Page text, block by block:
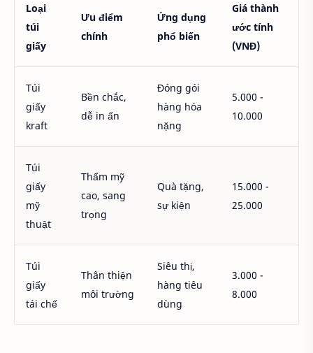
Loại
túi
giấy
Ưu điểm
chính
Ứng dụng
phổ biến
Giá thành
ước tính
(VNĐ)
Túi
giấy
kraft
Bền chắc,
dễ in ấn
Đóng gói
hàng hóa
nặng
5.000 -
10.000
Túi
giấy
mỹ
thuật
Thẩm mỹ
cao, sang
trọng
Quà tặng,
sự kiện
15.000 -
25.000
Túi
giấy
tái chế
Thân thiện
môi trường
Siêu thị,
hàng tiêu
dùng
3.000 -
8.000